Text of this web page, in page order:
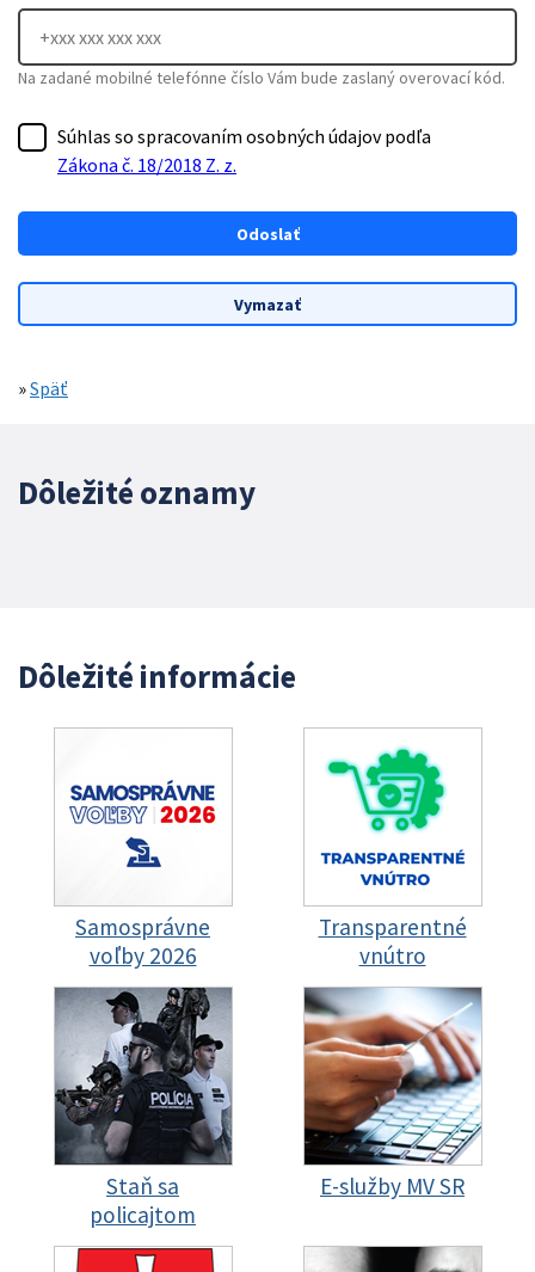
Na zadané mobilné telefónne číslo Vám bude zaslaný overovací kód.
Súhlas so spracovaním osobných údajov podľa
Zákona č. 18/2018 Z. z.
»Späť
Dôležité oznamy
Dôležité informácie
Samosprávne
voľby 2026
Transparentné
vnútro
Staň sa
policajtom
E-služby MV SR